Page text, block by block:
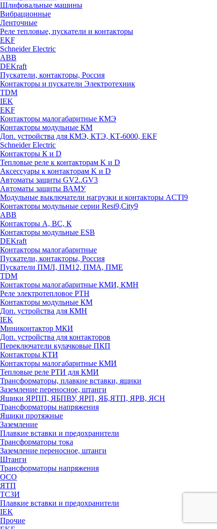
Шлифовальные машины
Вибрационные
Ленточные
Реле тепловые, пускатели и контакторы
EKF
Schneider Electric
ABB
DEKraft
Пускатели, контакторы, Россия
Контакторы и пускатели Электротехник
TDM
IEK
EKF
Контакторы малогабаритные КМЭ
Контакторы модульные КМ
Доп. устройства для КМЭ, КТЭ, КТ-6000, EKF
Schneider Electric
Контакторы К и D
Тепловые реле к контакторам K и D
Аксессуары к контакторам K и D
Автоматы защиты GV2..GV3
Автоматы защиты ВАМУ
Модульные выключатели нагрузки и контакторы ACTI9
Контакторы модульные серии Resi9,City9
ABB
Контакторы А, ВС, К
Контакторы модульные ESB
DEKraft
Контакторы малогабаритные
Пускатели, контакторы, Россия
Пускатели ПМЛ, ПМ12, ПМА, ПМЕ
TDM
Контакторы малогабаритные КМИ, КМН
Реле электротепловое РТН
Контакторы модульные КМ
Доп. устройства для КМН
IEK
Миниконтактор МКИ
Доп. устройства для контакторов
Переключатели кулачковые ПКП
Контакторы КТИ
Контакторы малогабаритные КМИ
Тепловые реле РTИ для КМИ
Трансформаторы, плавкие вставки, ящики
Заземление переносное, штанги
Ящики ЯРПП, ЯБПВУ, ЯРП, ЯБ,ЯТП, ЯРВ, ЯСН
Трансформаторы напряжения
Ящики протяжные
Заземление
Плавкие вставки и предохранители
Трансформаторы тока
Заземление переносное, штанги
Штанги
Трансформаторы напряжения
ОСО
ЯТП
ТСЗИ
Плавкие вставки и предохранители
IEK
Прочие